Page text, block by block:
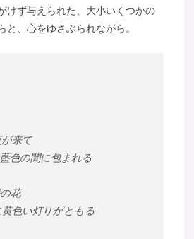
けず与えられた、大小いくつかの
と、心をゆさぶられながら。
来て
色の闇に包まれる
花
色い灯りがともる